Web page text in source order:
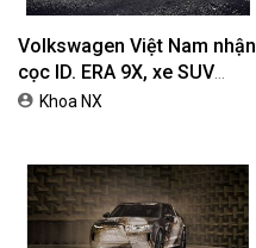
Volkswagen Việt Nam nhận
cọc ID. ERA 9X, xe SUV
EREV dự kiến giá dưới 3 tỷ
Khoa NX